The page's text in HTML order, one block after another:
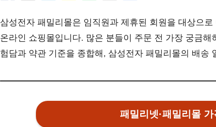
삼성전자 패밀리몰은 임직원과 제휴된 회원을 대상으
온라인 쇼핑몰입니다. 많은 분들이 주문 전 가장 궁금해
험담과 약관 기준을 종합해, 삼성전자 패밀리몰의 배송
패밀리넷·패밀리몰